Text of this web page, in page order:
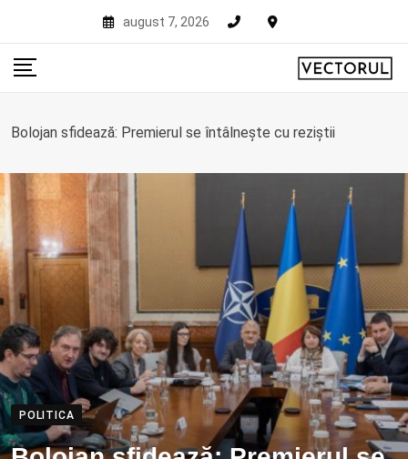
content
august 7, 2026
Bolojan sfidează: Premierul se întâlnește cu reziștii
POLITICA